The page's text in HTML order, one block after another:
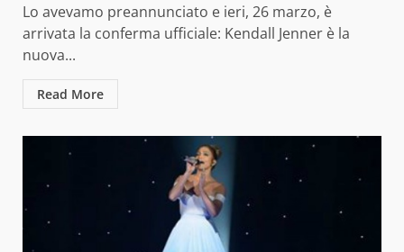
Lo avevamo preannunciato e ieri, 26 marzo, è
arrivata la conferma ufficiale: Kendall Jenner è la
nuova...
Read More